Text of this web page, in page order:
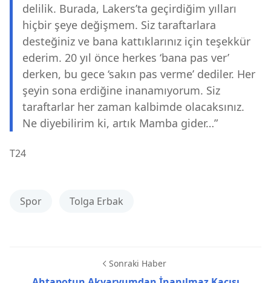
delilik. Burada, Lakers’ta geçirdiğim yılları
hiçbir şeye değişmem. Siz taraftarlara
desteğiniz ve bana kattıklarınız için teşekkür
ederim. 20 yıl önce herkes ‘bana pas ver’
derken, bu gece ‘sakın pas verme’ dediler. Her
şeyin sona erdiğine inanamıyorum. Siz
taraftarlar her zaman kalbimde olacaksınız.
Ne diyebilirim ki, artık Mamba gider…”
T24
Spor Tolga Erbak
Sonraki Haber